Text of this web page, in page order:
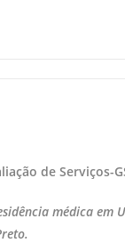
de Serviços-
médica